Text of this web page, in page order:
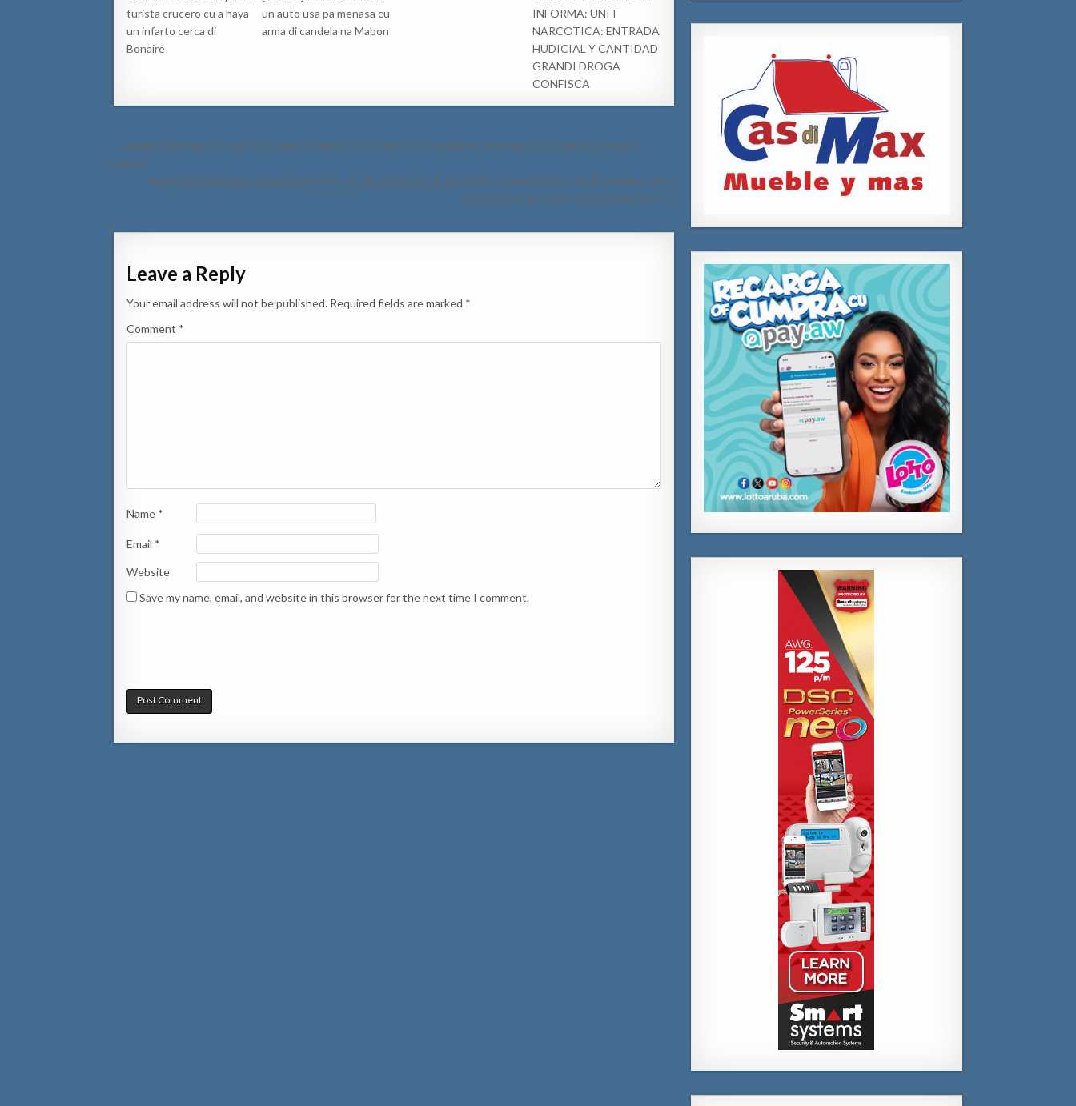
turista crucero cu a haya
un infarto cerca di
Bonaire
un auto usa pa menasa cu
arma di candela na Mabon
INFORMA: UNIT
NARCOTICA: ENTRADA
HUDICIAL Y CANTIDAD
GRANDI DROGA
CONFISCA
Post
navigation
← MINISTER ENDY CROES A ELABORA RIBA E FUTURO DI OPENBARE AVONDLEERGANGEN ARUBA
(OAA).
PREMIO EXCELENCIA DEN DEPORTE TA RECONOCE SR. RUDOLF EDWIN ‘DOLFI’ WERLEMAN COMO
BALUARTE DEPORTIVO DI AÑA 2021 →
Leave a Reply
Your email address will not be published. Required fields are marked *
Comment *
Name *
Email *
Website
Save my name, email, and website in this browser for the next time I comment.